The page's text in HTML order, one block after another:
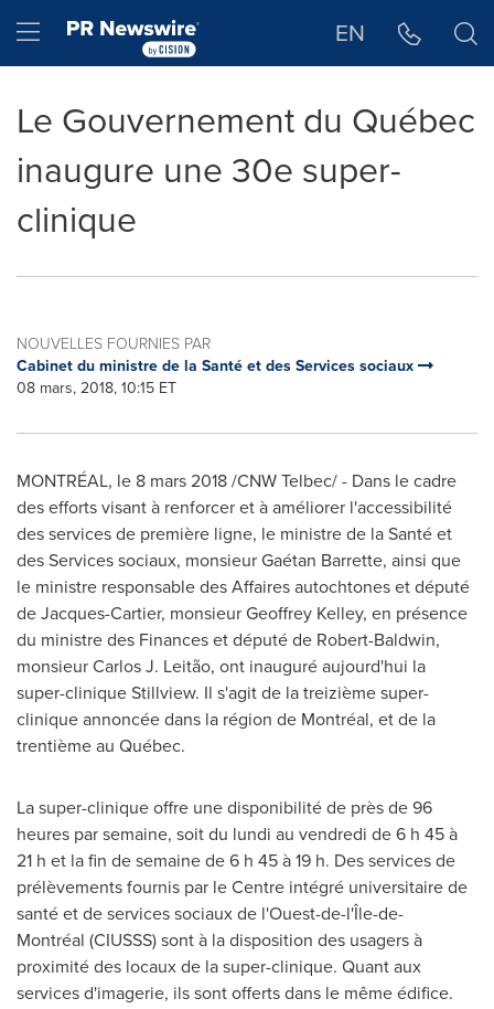
Hamburger menu EN
Le Gouvernement du Québec
inaugure une 30e super-
clinique
NOUVELLES FOURNIES PAR
Cabinet du ministre de la Santé et des Services sociaux
08 mars, 2018, 10:15 ET
MONTRÉAL, le 8 mars 2018 /CNW Telbec/ - Dans le cadre
des efforts visant à renforcer et à améliorer l'accessibilité
des services de première ligne, le ministre de la Santé et
des Services sociaux, monsieur Gaétan Barrette, ainsi que
le ministre responsable des Affaires autochtones et député
de Jacques-Cartier, monsieurGeoffrey Kelley, en présence
du ministre des Finances et député de Robert-Baldwin,
monsieur Carlos J. Leitão, ont inauguré aujourd'hui la
super-clinique Stillview. Il s'agit de la treizième super-
clinique annoncée dans la région de Montréal, et de la
trentième au Québec.
La super-clinique offre une disponibilité de près de 96
heures par semaine, soit du lundi au vendredi de 6 h 45 à
21 h et la fin de semaine de 6 h 45 à 19 h. Des services de
prélèvementsfournis par le Centre intégré universitaire de
santé et de services sociaux de l'Ouest-de-l'Île-de-
Montréal (CIUSSS) sont à la disposition des usagers à
proximité des locaux de la super-clinique. Quant aux
services d'imagerie, ils sont offerts dans le même édifice.